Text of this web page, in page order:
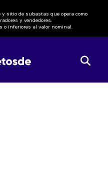
y sitio de subastas que opera como
y vendedores.
o inferiores al valor nominal.